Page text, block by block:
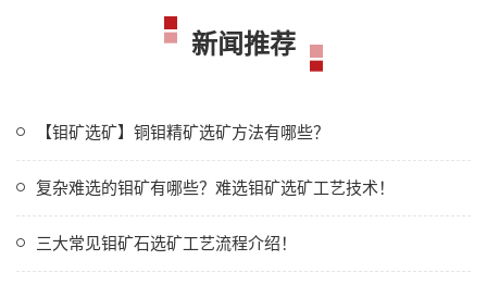
新闻推荐
【钼矿选矿】铜钼精矿选矿方法有哪些？
复杂难选的钼矿有哪些？难选钼矿选矿工艺技术！
三大常见钼矿石选矿工艺流程介绍！